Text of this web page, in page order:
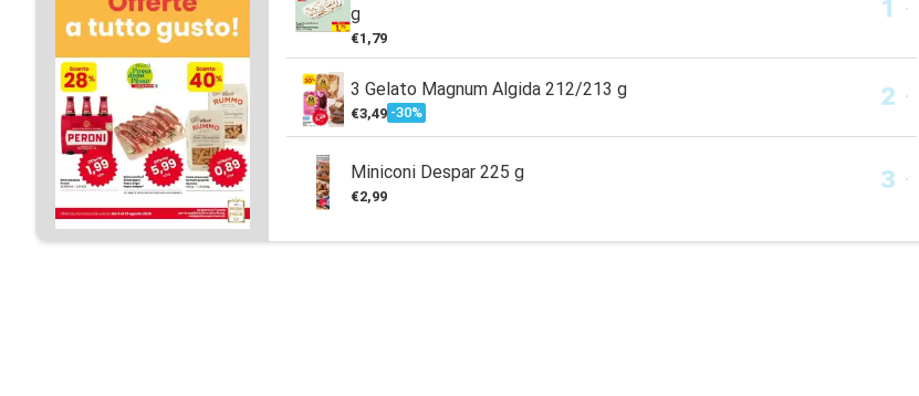
g
€1,79
3 Gelato Magnum Algida 212/213 g
€3,49 -30%
Miniconi Despar 225 g
€2,99